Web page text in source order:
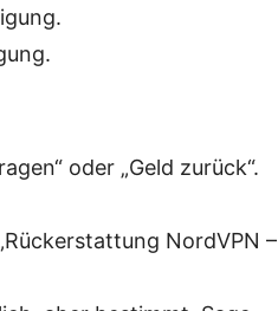
oder „Geld zurück“.
NordVPN –